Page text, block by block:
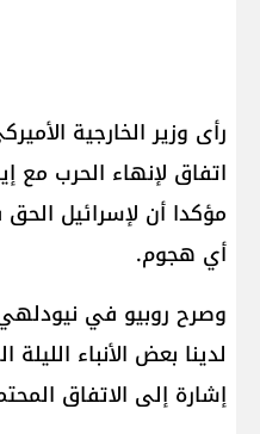
رأى وزير الخارجية
اتفاق لإنهاء الحرب مع
مؤكدا أن لإسرائيل
أي هجوم.
وصرح روبيو في
لدينا بعض الأنباء
إشارة إلى الاتفاق